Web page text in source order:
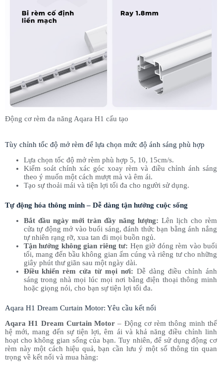
Động cơ rèm đa năng Aqara H1 cấu tạo
Tùy chỉnh tốc độ mở rèm để lựa chọn mức độ ánh sáng phù hợp
Lựa chọn tốc độ mở rèm phù hợp 5, 10, 15cm/s.
Kiểm soát chính xác góc xoay rèm và điều chỉnh ánh sáng
theo ý muốn một cách mượt mà và êm ái.
Tạo sự thoải mái và tiện lợi tối đa cho người sử dụng.
Tự động hóa thông minh – Dễ dàng tận hưởng cuộc sống
Bắt đầu ngày mới tràn đầy năng lượng: Lên lịch cho rèm
cửa tự động mở vào buổi sáng, đánh thức bạn bằng ánh nắng
tự nhiên rạng rỡ, xua tan đi mọi buồn ngủ.
Tận hưởng không gian riêng tư: Hẹn giờ đóng rèm vào buổi
tối, mang đến bầu không gian ấm cúng và riêng tư cho những
giây phút thư giãn sau một ngày dài.
Điều khiển rèm cửa từ mọi nơi: Dễ dàng điều chỉnh ánh
sáng trong nhà mọi lúc mọi nơi bằng điện thoại thông minh
hoặc giọng nói, cho bạn sự tiện lợi tối đa.
Aqara H1 Dream Curtain Motor: Yêu cầu kết nối
Aqara H1 Dream Curtain Motor – Động cơ rèm thông minh thế
hệ mới, mang đến sự tiện lợi, êm ái và khả năng điều chỉnh linh
hoạt cho không gian sống của bạn. Tuy nhiên, để sử dụng động cơ
rèm này một cách hiệu quả, bạn cần lưu ý một số thông tin quan
trọng về kết nối và mua hàng: